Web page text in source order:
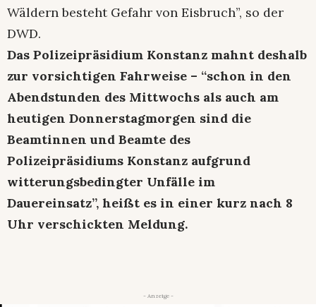
Wäldern besteht Gefahr von Eisbruch”, so der
DWD.
Das Polizeipräsidium Konstanz mahnt deshalb
zur vorsichtigen Fahrweise – “schon in den
Abendstunden des Mittwochs als auch am
heutigen Donnerstagmorgen sind die
Beamtinnen und Beamte des
Polizeipräsidiums Konstanz aufgrund
witterungsbedingter Unfälle im
Dauereinsatz”, heißt es in einer kurz nach 8
Uhr verschickten Meldung.
- Anzeige -